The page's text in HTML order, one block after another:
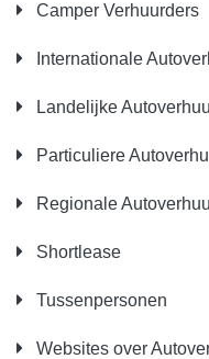
Camper Verhuurders
Internationale
Landelijke
Particuliere
Regionale
Shortlease
Tussenpersonen
Websites over